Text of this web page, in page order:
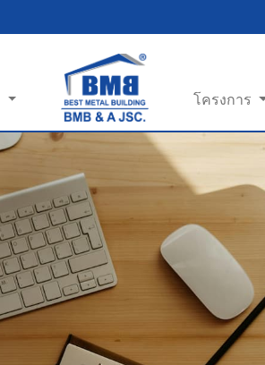
โครงการ